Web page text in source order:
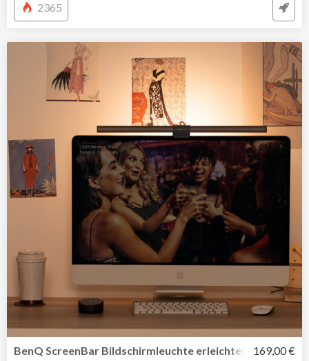
2365
BenQ ScreenBar Bildschirmleuchte erleichtert die Arbeit
169,00 €